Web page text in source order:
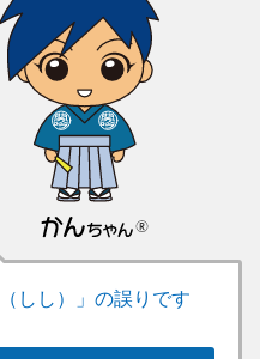
しし）」の誤りです